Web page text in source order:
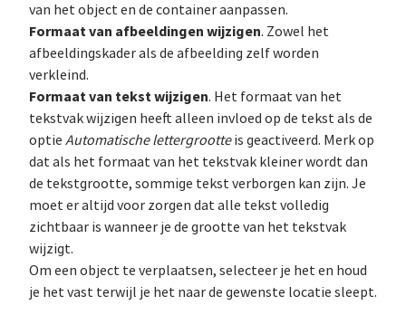
van het object en de container aanpassen.
Formaat van afbeeldingen wijzigen. Zowel het
afbeeldingskader als de afbeelding zelf worden
verkleind.
Formaat van tekst wijzigen. Het formaat van het
tekstvak wijzigen heeft alleen invloed op de tekst als de
optie Automatische lettergrootteis geactiveerd. Merk op
dat als het formaat van het tekstvak kleiner wordt dan
de tekstgrootte, sommige tekst verborgen kan zijn. Je
moet er altijd voor zorgen dat alle tekst volledig
zichtbaar is wanneer je de grootte van het tekstvak
wijzigt.
Om een object te verplaatsen, selecteer je het en houd
je het vast terwijl je het naar de gewenste locatie sleept.